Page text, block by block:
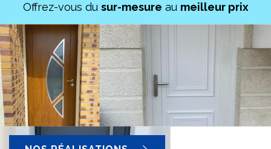
Offrez-vous du sur-mesure au meilleur prix